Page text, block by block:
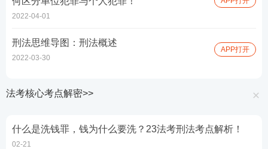
2022-04-01
刑法思维导图：刑法概述
2022-03-30
APP打开
法考核心考点解密>>
什么是洗钱罪，钱为什么要洗？23法考刑法考点解析！
02-21